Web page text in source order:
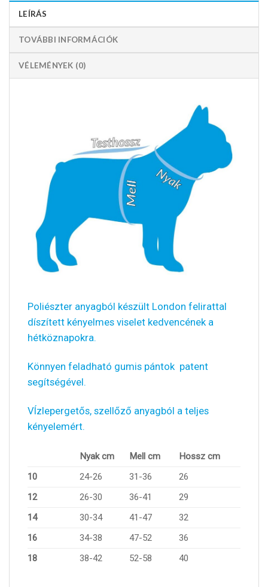
LEÍRÁS
TOVÁBBI INFORMÁCIÓK
VÉLEMÉNYEK (0)
Poliészter anyagból készült London felirattal
díszített kényelmes viselet kedvencének a
hétköznapokra.
Könnyen feladható gumis pántok patent
segítségével.
VÍzlepergetős, szellőző anyagból a teljes
kényelemért.
Nyak cm Mell cm
Hossz cm
10
24-26 31-36
26
12
26-30 36-41
29
14
30-34 41-47
32
16
34-38 47-52
36
18
38-42 52-58 40